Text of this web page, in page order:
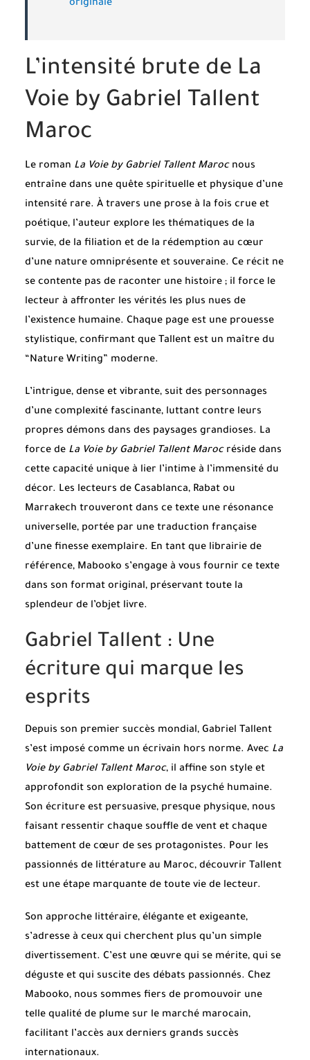
originale
L’intensité brute de La
Voie by Gabriel Tallent
Maroc
Le roman La Voie by Gabriel Tallent Marocnous
entraîne dans une quête spirituelle et physique d’une
intensité rare. À travers une prose à la fois crue et
poétique, l’auteur explore les thématiques de la
survie, de la filiation et de la rédemption au cœur
d’une nature omniprésente et souveraine. Ce récit ne
se contente pas de raconter une histoire ; il force le
lecteur à affronter les vérités les plus nues de
l’existence humaine. Chaque page est une prouesse
stylistique, confirmant que Tallent est un maître du
“Nature Writing” moderne.
L’intrigue, dense et vibrante, suit des personnages
d’une complexité fascinante, luttant contre leurs
propres démons dans des paysages grandioses. La
force de La Voie by Gabriel Tallent Marocréside dans
cette capacité unique à lier l’intime à l’immensité du
décor. Les lecteurs de Casablanca, Rabat ou
Marrakech trouveront dans ce texte une résonance
universelle, portée par une traduction française
d’une finesse exemplaire. En tant que librairie de
référence, Mabooko s’engage à vous fournir ce texte
dans son format original, préservant toute la
splendeur de l’objet livre.
Gabriel Tallent : Une
écriture qui marque les
esprits
Depuis son premier succès mondial, Gabriel Tallent
s’est imposé comme un écrivain hors norme. Avec La
Voie by Gabriel Tallent Maroc, il affine son style et
approfondit son exploration de la psyché humaine.
Son écriture est persuasive, presque physique, nous
faisant ressentir chaque souffle de vent et chaque
battement de cœur de ses protagonistes. Pour les
passionnés de littérature au Maroc, découvrir Tallent
est une étape marquante de toute vie de lecteur.
Son approche littéraire, élégante et exigeante,
s’adresse à ceux qui cherchent plus qu’un simple
divertissement. C’est une œuvre qui se mérite, qui se
déguste et qui suscite des débats passionnés. Chez
Mabooko, nous sommes fiers de promouvoir une
telle qualité de plume sur le marché marocain,
facilitant l’accès aux derniers grands succès
internationaux.